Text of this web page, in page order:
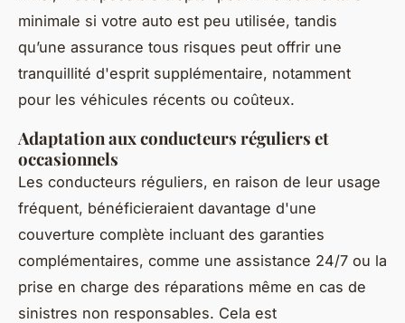
minimale si votre auto est peu utilisée, tandis
qu’une assurance tous risques peut offrir une
tranquillité d'esprit supplémentaire, notamment
pour les véhicules récents ou coûteux.
Adaptation aux conducteurs réguliers et
occasionnels
Les conducteurs réguliers, en raison de leur usage
fréquent, bénéficieraient davantage d'une
couverture complète incluant des garanties
complémentaires, comme une assistance 24/7 ou la
prise en charge des réparations même en cas de
sinistres non responsables. Cela est